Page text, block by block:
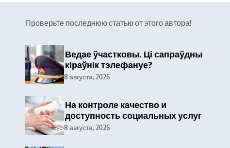
Проверьте последнюю статью от этого автора!
Ведае ўчастковы. Ці сапраўдны
кіраўнік тэлефануе?
8 августа, 2026
На контроле качество и
доступность социальных услуг
8 августа, 2026